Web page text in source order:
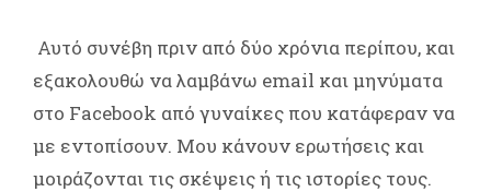
Αυτό συνέβη πριν από δύο χρόνια περίπου, και
εξακολουθώ να λαμβάνω email και μηνύματα
στο Facebook από γυναίκες που κατάφεραν να
με εντοπίσουν. Μου κάνουν ερωτήσεις και
μοιράζονται τις σκέψεις ή τις ιστορίες τους.